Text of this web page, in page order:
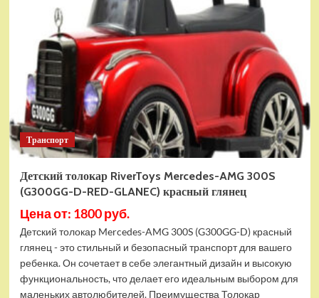
RiverToys
(Z005ZZ-
B-
PINK)
розовый
Транспорт
Детский толокар RiverToys Mercedes-AMG 300S
(G300GG-D-RED-GLANEC) красный глянец
Цена от: 1800 руб.
Детский толокар Mercedes-AMG 300S (G300GG-D) красный
глянец - это стильный и безопасный транспорт для вашего
ребенка. Он сочетает в себе элегантный дизайн и высокую
функциональность, что делает его идеальным выбором для
маленьких автолюбителей. Преимущества Толокар